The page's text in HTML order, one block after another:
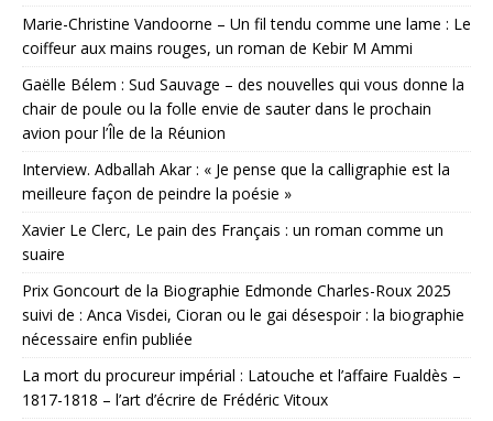
Marie-Christine Vandoorne – Un fil tendu comme une lame : Le
coiffeur aux mains rouges, un roman de Kebir M Ammi
Gaëlle Bélem : Sud Sauvage – des nouvelles qui vous donne la
chair de poule ou la folle envie de sauter dans le prochain
avion pour l’Île de la Réunion
Interview. Adballah Akar : « Je pense que la calligraphie est la
meilleure façon de peindre la poésie »
Xavier Le Clerc, Le pain des Français : un roman comme un
suaire
Prix Goncourt de la Biographie Edmonde Charles-Roux 2025
suivi de : Anca Visdei, Cioran ou le gai désespoir : la biographie
nécessaire enfin publiée
La mort du procureur impérial : Latouche et l’affaire Fualdès –
1817-1818 – l’art d’écrire de Frédéric Vitoux